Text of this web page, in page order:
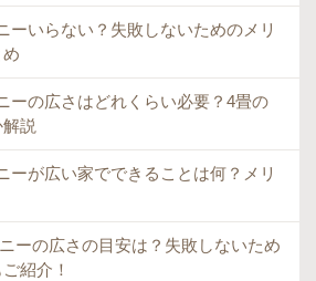
ーいらない？失敗しないためのメリ
ーの広さはどれくらい必要？4畳の
説
ーが広い家でできることは何？メリ
ーの広さの目安は？失敗しないため
紹介！